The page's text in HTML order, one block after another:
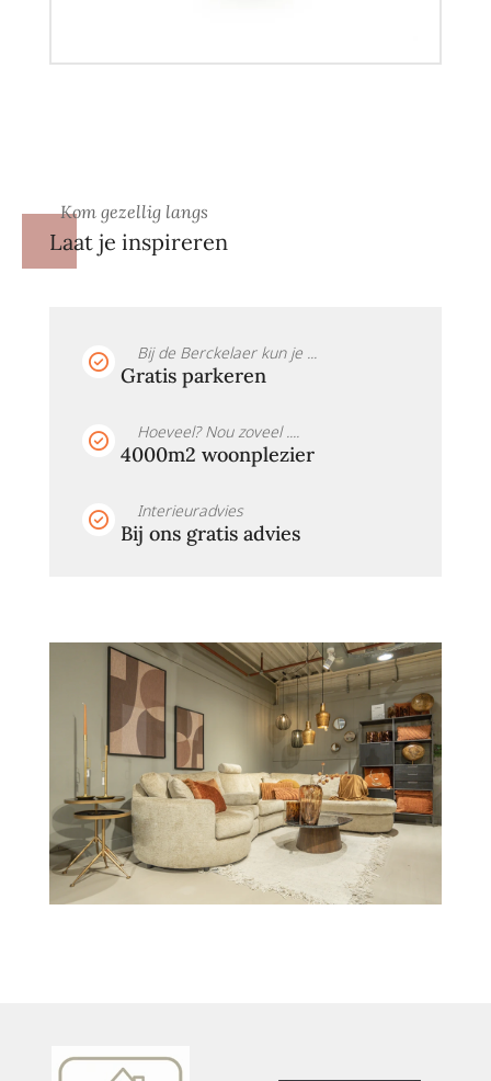
Kom gezellig langs
Laat je inspireren
Bij de Berckelaer kun je ...
Gratis parkeren
Hoeveel? Nou zoveel ....
4000m2 woonplezier
Interieuradvies
Bij ons gratis advies